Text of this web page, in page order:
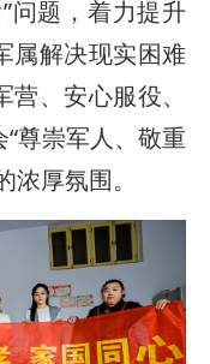
问题，着力提升
属解决现实困难
、安心服役、
尊崇军人、敬重
厚氛围。